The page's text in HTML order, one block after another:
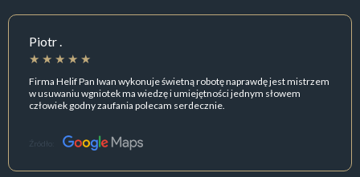
Piotr .
Firma Helif Pan Iwan wykonuje świetną robotę naprawdę jest mistrzem
w usuwaniu wgniotek ma wiedzę i umiejętności jednym słowem
człowiek godny zaufania polecam serdecznie.
Źródło: